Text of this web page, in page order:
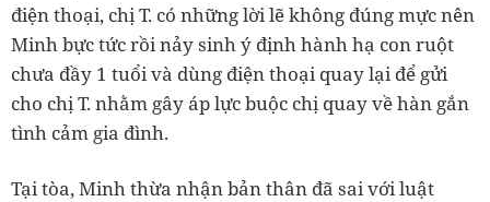
điện thoại, chị T. có những lời lẽ không đúng mực nên
Minh bực tức rồi nảy sinh ý định hành hạ con ruột
chưa đầy 1 tuổi và dùng điện thoại quay lại để gửi
cho chị T. nhằm gây áp lực buộc chị quay về hàn gắn
tình cảm gia đình.
Tại tòa, Minh thừa nhận bản thân đã sai với luật